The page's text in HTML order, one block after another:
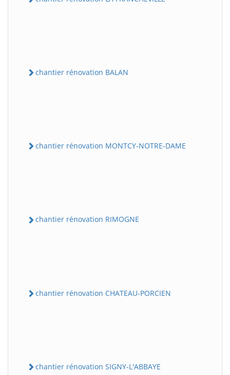
chantier rénovation BALAN
chantier rénovation MONTCY-NOTRE-DAME
chantier rénovation RIMOGNE
chantier rénovation CHATEAU-PORCIEN
chantier rénovation SIGNY-L'ABBAYE